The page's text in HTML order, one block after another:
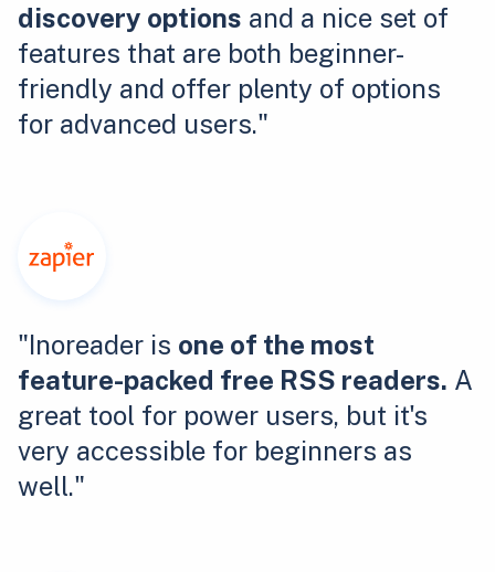
discovery options and a nice set of
features that are both beginner-
friendly and offer plenty of options
for advanced users."
"Inoreader is one of the most
feature-packed free RSS readers. A
great tool for power users, but it's
very accessible for beginners as
well."